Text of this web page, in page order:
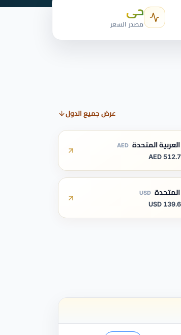
حي
مصدر السعر
عرض جميع الدول
العربية المتحدة AED
512.76
المتحدة USD
139.62